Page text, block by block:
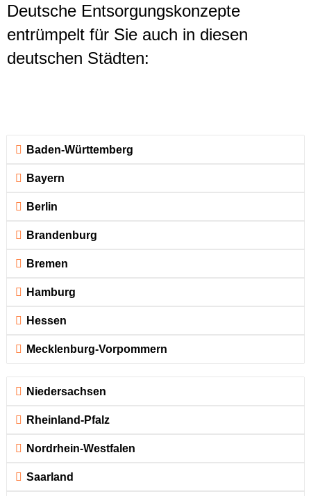
Deutsche Entsorgungskonzepte
entrümpelt für Sie auch in diesen
deutschen Städten:
Baden-Württemberg
Bayern
Berlin
Brandenburg
Bremen
Hamburg
Hessen
Mecklenburg-Vorpommern
Niedersachsen
Rheinland-Pfalz
Nordrhein-Westfalen
Saarland